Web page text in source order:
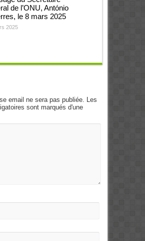
de l’ONU, António
le 8 mars 2025
2025
email ne sera pas publiée. Les
sont marqués d'une